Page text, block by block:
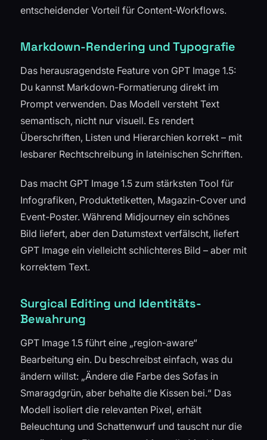
entscheidender Vorteil für Content-Workflows.
Markdown-Rendering und Typografie
Das herausragendste Feature von GPT Image 1.5:
Du kannst Markdown-Formatierung direkt im
Prompt verwenden. Das Modell versteht Text
semantisch, nicht nur visuell. Es rendert
Überschriften, Listen und Hierarchien korrekt – mit
lesbarer Rechtschreibung in lateinischen Schriften.
Das macht GPT Image 1.5 zum stärksten Tool für
Infografiken, Produktetiketten, Magazin-Cover und
Event-Poster. Während Midjourney ein schönes
Bild liefert, aber den Datumstext verfälscht, liefert
GPT Image ein vielleicht schlichteres Bild – aber mit
korrektem Text.
Surgical Editing und Identitäts-
Bewahrung
GPT Image 1.5 führt eine „region-aware“
Bearbeitung ein. Du beschreibst einfach, was du
ändern willst: „Ändere die Farbe des Sofas in
Smaragdgrün, aber behalte die Kissen bei.“ Das
Modell isoliert die relevanten Pixel, erhält
Beleuchtung und Schattenwurf und tauscht nur die